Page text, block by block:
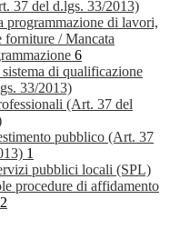
37 del d.lgs. 33/2013)
programmazione di lavori,
forniture / Mancata
6
di qualificazione
33/2013)
(Art. 37 del
pubblico (Art. 37
1
pubblici locali (SPL)
procedure di affidamento